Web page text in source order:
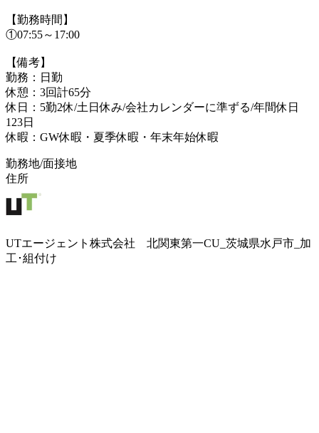
【勤務時間】
①07:55～17:00
【備考】
勤務：日勤
休憩：3回計65分
休日：5勤2休/土日休み/会社カレンダーに準ずる/年間休日
123日
休暇：GW休暇・夏季休暇・年末年始休暇
勤務地/面接地
住所
UTエージェント株式会社 北関東第一CU_茨城県水戸市_加
工･組付け